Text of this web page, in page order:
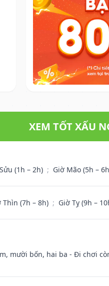
XEM TỐT XẤU
(1h – 2h) ; Giờ Mão (5h –
Thìn (7h – 8h) ; Giờ Tỵ (9h –
mười bốn, hai ba - Đi chơi